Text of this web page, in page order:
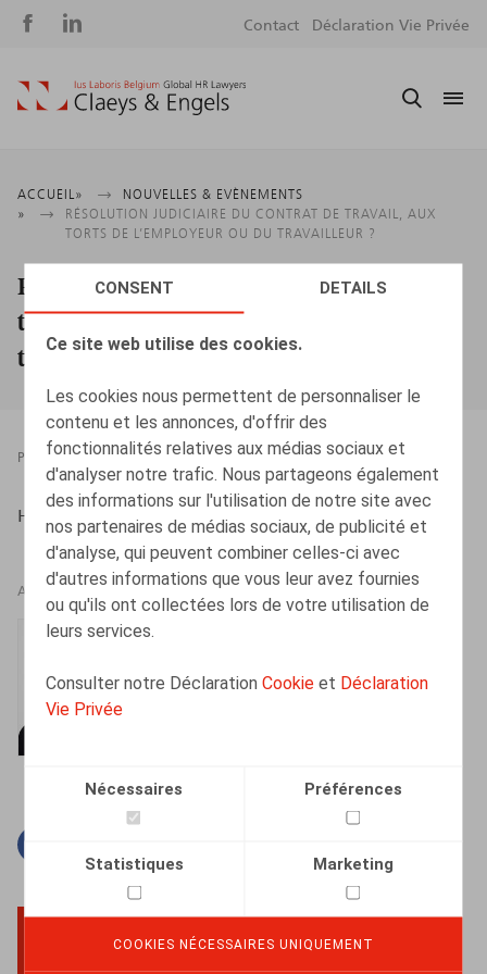
CONSENT DETAILS
Ce site web utilise des cookies.
Les cookies nous permettent de personnaliser le
contenu et les annonces, d'offrir des
fonctionnalités relatives aux médias sociaux et
d'analyser notre trafic. Nous partageons également
des informations sur l'utilisation de notre site avec
nos partenaires de médias sociaux, de publicité et
d'analyse, qui peuvent combiner celles-ci avec
d'autres informations que vous leur avez fournies
ou qu'ils ont collectées lors de votre utilisation de
leurs services.
Consulter notre DéclarationCookie et Déclaration
Vie Privée
Nécessaires Préférences
Statistiques Marketing
COOKIES NÉCESSAIRES UNIQUEMENT
Social
Contact Déclaration Vie Privée
Fil
d'Ariane
ACCUEIL
NOUVELLES & EVÈNEMENTS
RÉSOLUTION JUDICIAIRE DU CONTRAT DE TRAVAIL, AUX
TORTS DE L’EMPLOYEUR OU DU TRAVAILLEUR ?
Résolution judiciaire du contrat de
travail, aux torts de l’employeur ou du
travailleur ?
PRESSROOM 06.04.2022
HR.square (online), 06/04/2022
AUTEURS